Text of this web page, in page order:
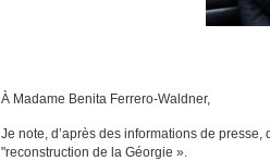
À Madame Benita Ferrero-Waldner,
Je note, d’après des informations de
"reconstruction de la Géorgie ».